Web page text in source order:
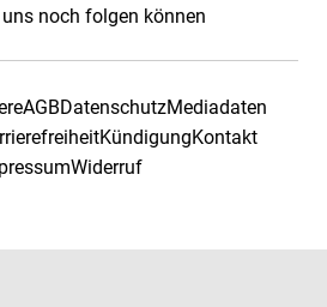
noch folgen können
AGBDatenschutzMediadaten
KündigungKontakt
Widerruf